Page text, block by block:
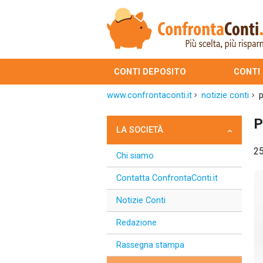
CONTI DEPOSITO CONTI
www.confrontaconti.it notizie conti
LA SOCIETÀ
Chi siamo
Contatta ConfrontaConti.it
Notizie Conti
Redazione
Rassegna stampa